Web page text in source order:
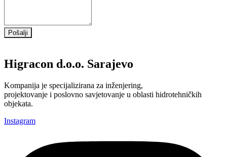
Pošalji
Higracon d.o.o. Sarajevo
Kompanija je specijalizirana za inženjering,
projektovanje i poslovno savjetovanje u oblasti hidrotehničkih
objekata.
Instagram